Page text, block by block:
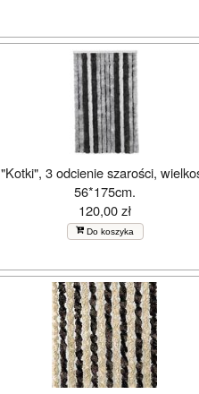
"Kotki", 3 odcienie szarości,
56*175cm.
120,00 zł
Do koszyka